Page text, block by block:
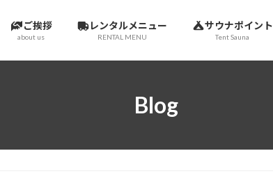
ご挨拶
about us
レンタルメニュー
RENTAL MENU
サウナポイント
Tent Sauna
Blog